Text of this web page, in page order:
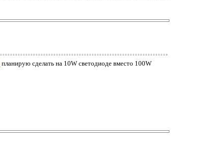
планирую сделать на 10W светодиоде вместо 100W